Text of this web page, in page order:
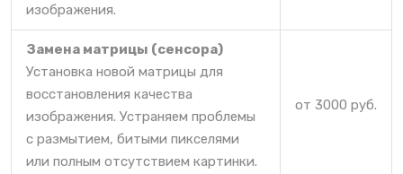
изображения.
Замена матрицы (сенсора)
Установка новой матрицы для
восстановления качества
изображения. Устраняем проблемы
с размытием, битыми пикселями
или полным отсутствием картинки.
от 3000 руб.